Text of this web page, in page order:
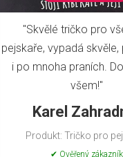
"Skvělé tričko pro
pejskaře, vypadá
i po mnoha praních.
všem!"
Karel
Produkt: Tričko pro
✔ Ověřený zákazník